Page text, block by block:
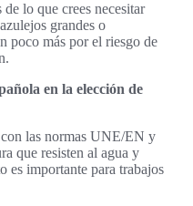
lo que crees necesitar
grandes o
poco más por el riesgo de
en la elección de
las normas UNE/EN y
que resisten al agua y
es importante para trabajos